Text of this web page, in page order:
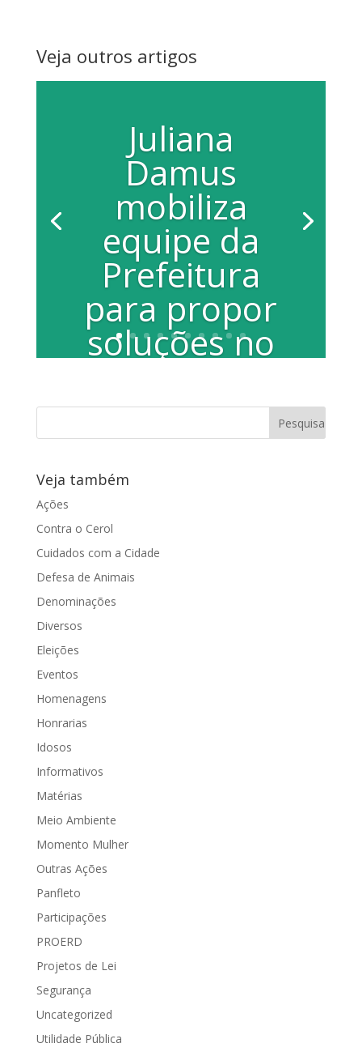
Veja outros artigos
Juliana
Damus
mobiliza
equipe da
Prefeitura
para propor
soluções no
Reforço na sinalização, implantação de
redutores de velocidade e mudança de
Veja também
Ações
Contra o Cerol
Cuidados com a Cidade
Defesa de Animais
Denominações
Diversos
Eleições
Eventos
Homenagens
Honrarias
Idosos
Informativos
Matérias
Meio Ambiente
Momento Mulher
Outras Ações
Panfleto
Participações
PROERD
Projetos de Lei
Segurança
Uncategorized
Utilidade Pública